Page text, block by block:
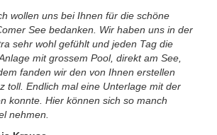
wollen uns bei Ihnen für die schöne
See bedanken. Wir haben uns in der
sehr wohl gefühlt und jeden Tag die
mit grossem Pool, direkt am See,
fanden wir den von Ihnen erstellen
toll. Endlich mal eine Unterlage mit der
konnte. Hier können sich so manch
nehmen.